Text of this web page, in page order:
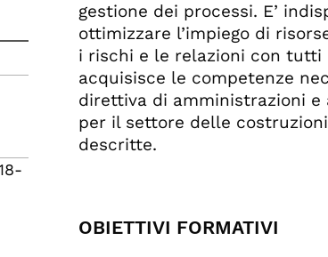
gestione dei processi. E’
ottimizzare l’impiego di
i rischi e le relazioni con tutti
acquisisce le competenze
direttiva di amministrazioni e
per il settore delle
descritte.
OBIETTIVI FORMATIVI